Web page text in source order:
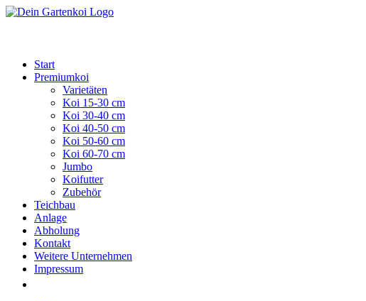
Zum
Start
Premiumkoi
Varietäten
Koi 15-30 cm
Koi 30-40 cm
Koi 40-50 cm
Koi 50-60 cm
Koi 60-70 cm
Jumbo
Koifutter
Zubehör
Teichbau
Anlage
Abholung
Kontakt
Weitere Unternehmen
Impressum